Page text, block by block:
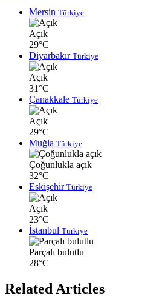
Mersin Türkiye
Açık
29°C
Diyarbakır Türkiye
Açık
31°C
Çanakkale Türkiye
Açık
29°C
Muğla Türkiye
Çoğunlukla açık
32°C
Eskişehir Türkiye
Açık
23°C
İstanbul Türkiye
Parçalı bulutlu
28°C
Related Articles